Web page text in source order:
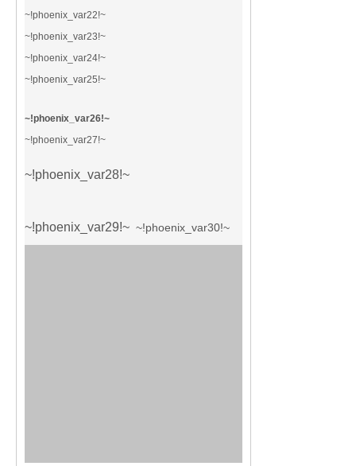
~!phoenix_var22!~
~!phoenix_var23!~
~!phoenix_var24!~
~!phoenix_var25!~
~!phoenix_var26!~
~!phoenix_var27!~
~!phoenix_var28!~
~!phoenix_var29!~ ~!phoenix_var30!~